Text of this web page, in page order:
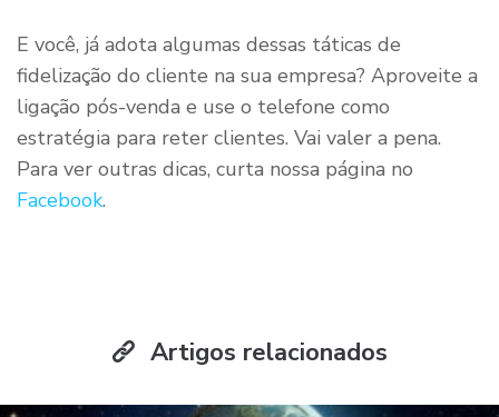
E você, já adota algumas dessas táticas de
fidelização do cliente na sua empresa? Aproveite a
ligação pós-venda e use o telefone como
estratégia para reter clientes. Vai valer a pena.
Para ver outras dicas, curta nossa página no
Facebook.
Artigos relacionados